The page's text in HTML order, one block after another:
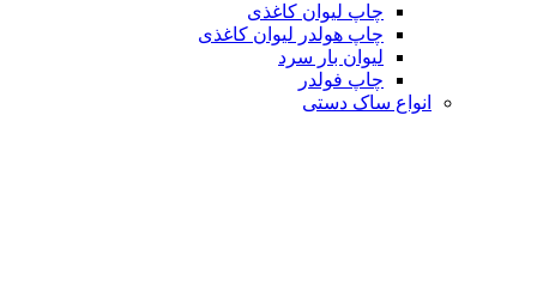
چاپ لیوان کاغذی
چاپ هولدر لیوان کاغذی
لیوان بار سرد
چاپ فولدر
انواع ساک دستی